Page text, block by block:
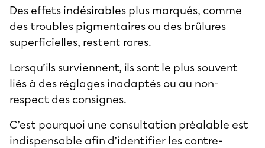
Des effets indésirables plus marqués, comme
des troubles pigmentaires ou des brûlures
superficielles, restent rares.
Lorsqu’ils surviennent, ils sont le plus souvent
liés à des réglages inadaptés ou au non-
respect des consignes.
C’est pourquoi une consultation préalable est
indispensable afin d’identifier les contre-